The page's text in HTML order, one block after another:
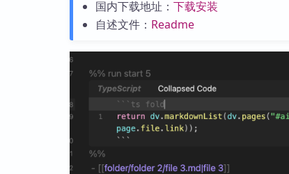
国内下载地址： 下载安装
自述文件： Readme